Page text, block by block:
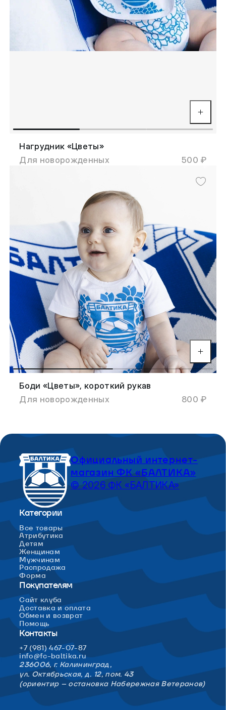
Нагрудник «Цветы»
Для новорожденных
500 ₽
Боди «Цветы», короткий рукав
Для новорожденных
800 ₽
Официальный интернет-
магазин ФК «БАЛТИКА»
© 2026 ФК «БАЛТИКА»
Категории
Все товары
Атрибутика
Детям
Женщинам
Мужчинам
Распродажа
Форма
Покупателям
Сайт клуба
Доставка и оплата
Обмен и возврат
Помощь
Контакты
+7 (981) 467-07-87
info@fc-baltika.ru
236006, г. Калининград,
ул. Октябрьская, д. 12, пом. 43
(ориентир – остановка Набережная Ветеранов)